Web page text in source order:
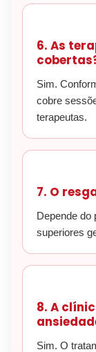
6. As
Sim.
cobre
terapeutas.
7. O
Depende do
superiores
8. A
Sim. O